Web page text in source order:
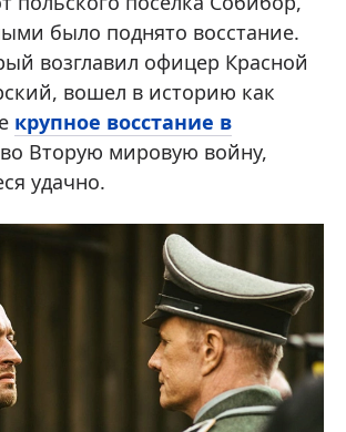
было поднято восстание.
возглавил офицер Красной
вошел в историю как
крупное восстание в
во Вторую мировую войну,
удачно.